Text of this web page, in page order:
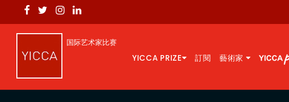
国际艺术家比赛
YICCA PRIZE 訂閱 藝術家